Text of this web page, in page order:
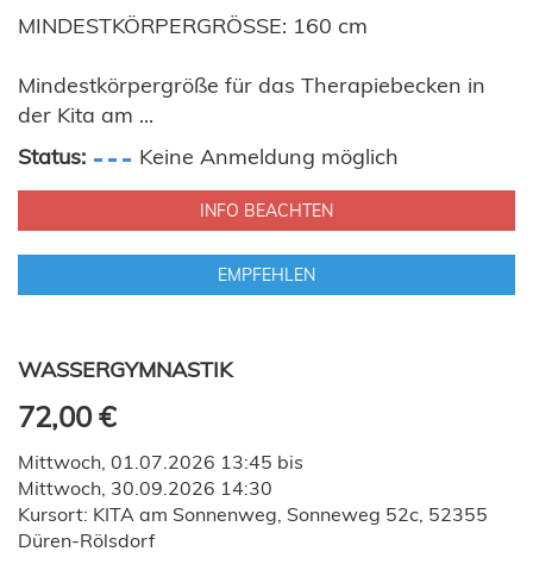
MINDESTKÖRPERGRÖSSE: 160 cm
Mindestkörpergröße für das Therapiebecken in
der Kita am ...
Status:
Keine Anmeldung möglich
INFO BEACHTEN
EMPFEHLEN
WASSERGYMNASTIK
72,00 €
Mittwoch, 01.07.2026 13:45 bis
Mittwoch, 30.09.2026 14:30
Kursort: KITA am Sonnenweg, Sonneweg 52c, 52355
Düren-Rölsdorf